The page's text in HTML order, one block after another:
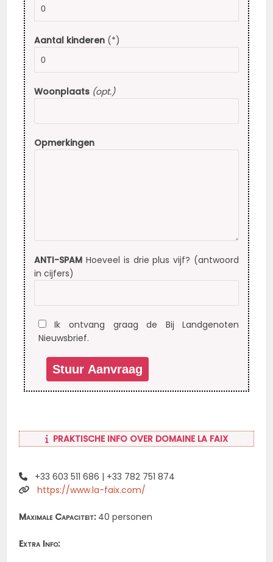
Aantal kinderen(*)
Woonplaats (opt.)
Opmerkingen
ANTI-SPAMHoeveel is drie plus vijf? (antwoord
in cijfers)
Ik ontvang graag de Bij Landgenoten
Nieuwsbrief.
PRAKTISCHE INFO OVER DOMAINE LA FAIX
+33 603 511 686 | +33 782 751 874
https://www.la-faix.com/
Maximale Capaciteit: 40 personen
Extra Info: